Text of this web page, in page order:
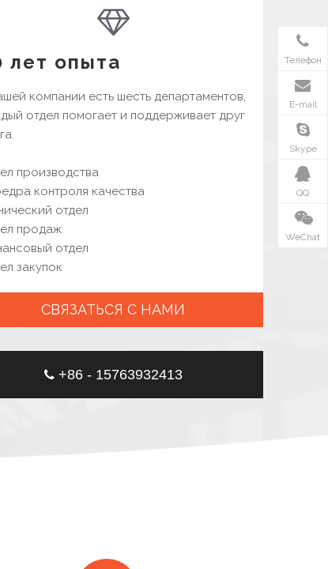
лет опыта
компании есть шесть департаментов,
отдел помогает и поддерживает друг
производства
контроля качества
отдел
продаж
отдел
закупок
СВЯЗАТЬСЯ С НАМИ
+86 - 15763932413
Телефон
E-mail
Skype
QQ
WeChat